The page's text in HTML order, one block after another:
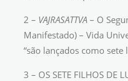
2 – VAJRASATTVA – O
Manifestado) – Vida
“são lançados como sete
3 – OS SETE FILHOS